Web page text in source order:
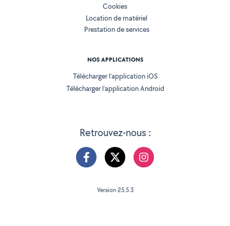
Retrouvez-nous :
Cookies
Location de matériel
Prestation de services
NOS APPLICATIONS
Télécharger l’application iOS
Télécharger l’application Android
Version 25.5.3